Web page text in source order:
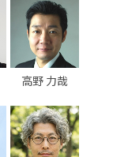
高野 力哉